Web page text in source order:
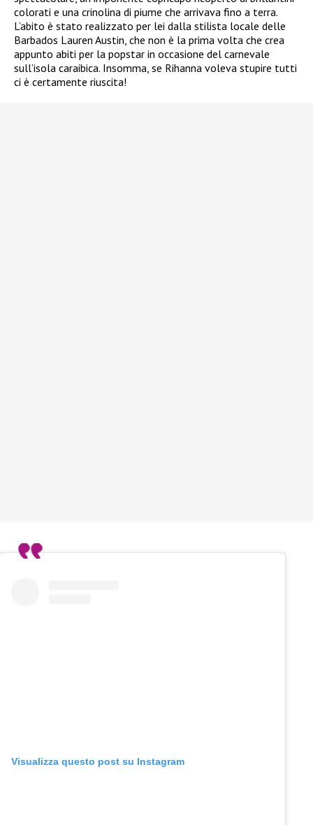
colorati e una crinolina di piume che arrivava fino a terra.
L’abito è stato realizzato per lei dalla stilista locale delle
Barbados Lauren Austin, che non è la prima volta che crea
appunto abiti per la popstar in occasione del carnevale
sull’isola caraibica. Insomma, se Rihanna voleva stupire tutti
ci è certamente riuscita!
Visualizza questo post su Instagram